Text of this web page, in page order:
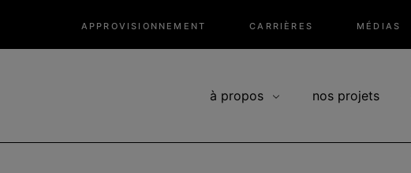
APPROVISIONNEMENT CARRIÈRES MÉDIAS
à propos nos projets